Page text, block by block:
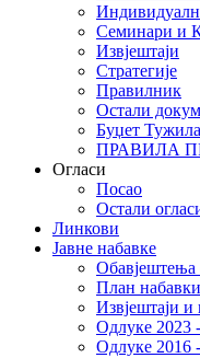
Семинари и
Извјештаји
Стратегије
Правилник
Остали
Буџет
ПРАВИЛА
Огласи
Посао
Остали
Линкови
Јавне набавке
Обавјештења
План набавки
Извјештаји
Одлуке 2023
Одлуке 2016